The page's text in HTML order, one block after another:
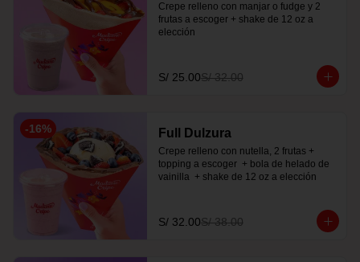
Crepe relleno con manjar o fudge y 2
frutas a escoger + shake de 12 oz a
elección
S/ 25.00S/ 32.00
-16% Full Dulzura
Crepe relleno con nutella, 2 frutas +
topping a escoger  + bola de helado de
vainilla  + shake de 12 oz a elección
S/ 32.00S/ 38.00